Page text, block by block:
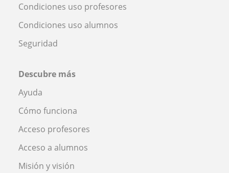
Condiciones uso profesores
Condiciones uso alumnos
Seguridad
Descubre más
Ayuda
Cómo funciona
Acceso profesores
Acceso a alumnos
Misión y visión